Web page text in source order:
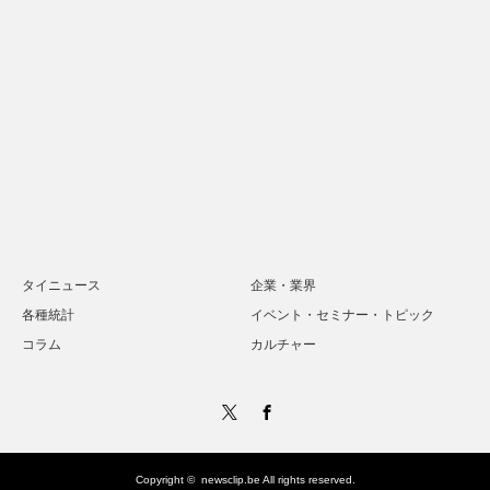
タイニュース
企業・業界
各種統計
イベント・セミナー・トピック
コラム
カルチャー
Copyright © newsclip.be All rights reserved.